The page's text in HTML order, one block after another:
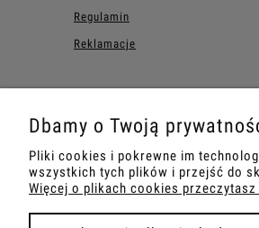
Regulamin
Reklamacje
Dbamy o Twoją
Pliki cookies i pokrewne im
wszystkich tych plików i przejść do
Więcej o plikach cookies